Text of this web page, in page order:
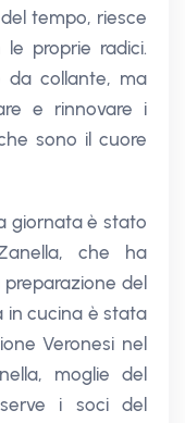
tempo, riesce
proprie radici.
da collante, ma
e rinnovare i
sono il cuore
giornata è stato
che ha
del
in cucina è stata
Veronesi nel
moglie del
i soci del